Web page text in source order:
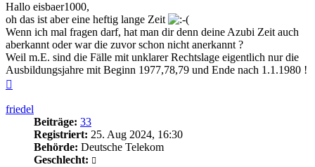
Hallo eisbaer1000,
oh das ist aber eine heftig lange Zeit
Wenn ich mal fragen darf, hat man dir denn deine Azubi Zeit auch
aberkannt oder war die zuvor schon nicht anerkannt ?
Weil m.E. sind die Fälle mit unklarer Rechtslage eigentlich nur die
Ausbildungsjahre mit Beginn 1977,78,79 und Ende nach 1.1.1980 !
friedel
Beiträge: 33
Registriert: 25. Aug 2024, 16:30
Behörde: Deutsche Telekom
Geschlecht: